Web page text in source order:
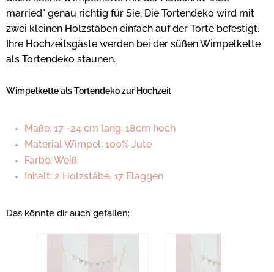
married" genau richtig für Sie. Die Tortendeko wird mit
zwei kleinen Holzstäben einfach auf der Torte befestigt.
Ihre Hochzeitsgäste werden bei der süßen Wimpelkette
als Tortendeko staunen.
Wimpelkette als Tortendeko zur Hochzeit
Maße: 17 -24 cm lang, 18cm hoch
Material Wimpel: 100% Jute
Farbe: Weiß
Inhalt: 2 Holzstäbe, 17 Flaggen
Das könnte dir auch gefallen: